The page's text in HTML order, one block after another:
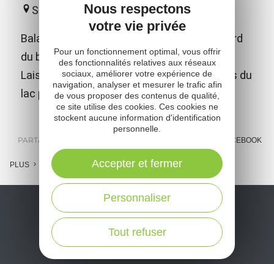
Salles-Curan
Balade commentée du lac de Pareloup à bord
du bateau-promenade "Le Papillon jaune"!!!
Laissez-vous promener sur les eaux calmes du
lac pendant 1h15... Réservation conseillée.
PARTAGER : FACEBOOK
PLUS
Nous respectons
votre vie privée
Pour un fonctionnement optimal, vous offrir
des fonctionnalités relatives aux réseaux
sociaux, améliorer votre expérience de
navigation, analyser et mesurer le trafic afin
de vous proposer des contenus de qualité,
ce site utilise des cookies. Ces cookies ne
stockent aucune information d'identification
personnelle.
Tout refuser
Personnaliser
Accepter et fermer